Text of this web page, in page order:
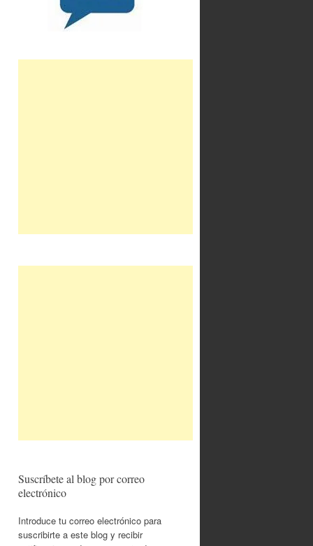
Suscríbete al blog por correo
electrónico
Introduce tu correo electrónico para
suscribirte a este blog y recibir